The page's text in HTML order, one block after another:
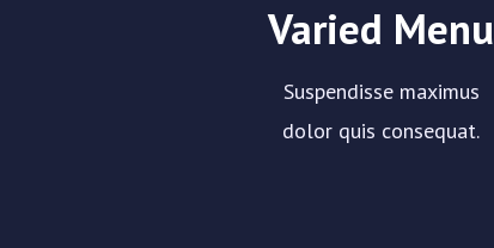
Varied Menu
Suspendisse maximus
dolor quis consequat.